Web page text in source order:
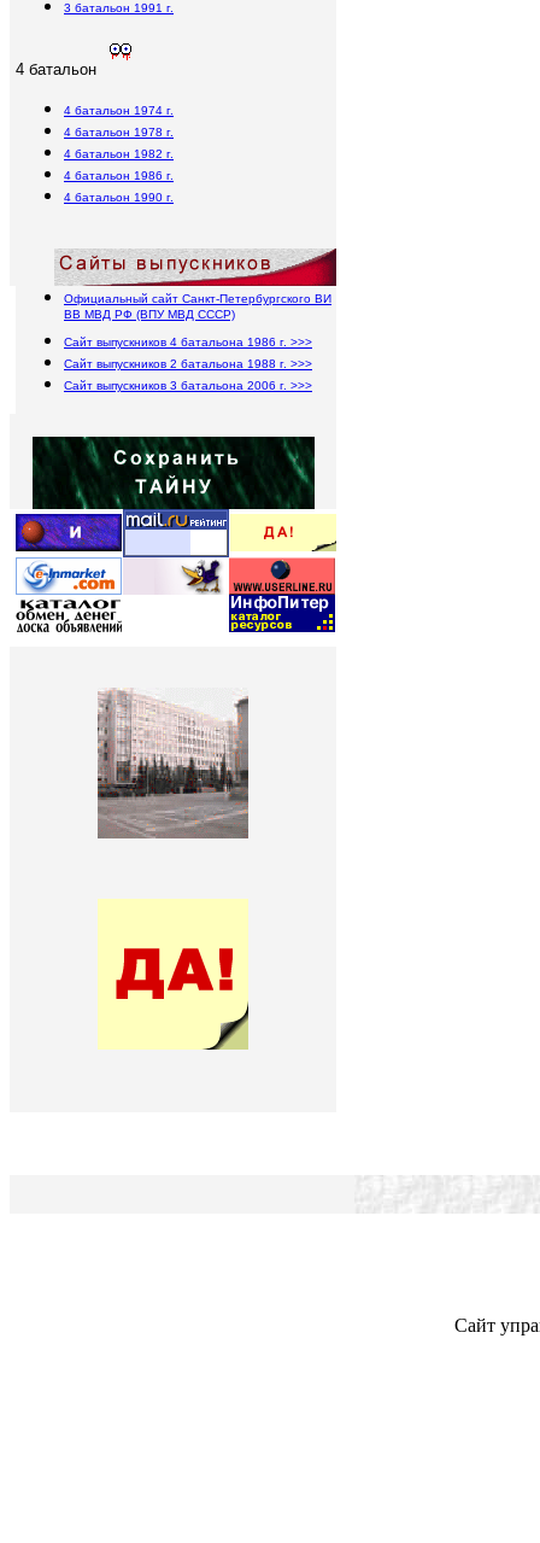
3 батальон 1991 г.
4 батальон
4 батальон 1974 г.
4 батальон 1978 г.
4 батальон 1982 г.
4 батальон 1986 г.
4 батальон 1990 г.
Официальный сайт Санкт-Петербургского ВИ
ВВ МВД РФ (ВПУ МВД СССР)
Сайт выпускников 4 батальона 1986 г. >>>
Сайт выпускников 2 батальона 1988 г. >>>
Сайт выпускников 3 батальона 2006 г. >>>
Сайт